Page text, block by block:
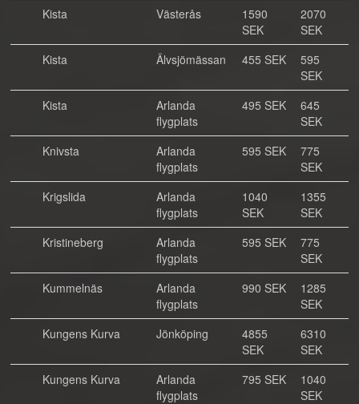
Kista
Västerås
1590
SEK
2070
SEK
Kista
Älvsjömässan 455 SEK
595
SEK
Kista
Arlanda
flygplats
495 SEK
645
SEK
Knivsta
Arlanda
flygplats
595 SEK
775
SEK
Krigslida
Arlanda
flygplats
1040
SEK
1355
SEK
Kristineberg
Arlanda
flygplats
595 SEK
775
SEK
Kummelnäs
Arlanda
flygplats
990 SEK
1285
SEK
Kungens Kurva
Jönköping
4855
SEK
6310
SEK
Kungens Kurva
Arlanda
flygplats
795 SEK
1040
SEK